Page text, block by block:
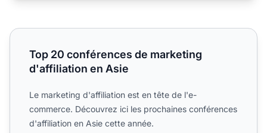
Top 20 conférences de marketing d'affiliation en Asie
Top 20 conférences de marketing
d'affiliation en Asie
Le marketing d'affiliation est en tête de l'e-
commerce. Découvrez ici les prochaines conférences
d'affiliation en Asie cette année.